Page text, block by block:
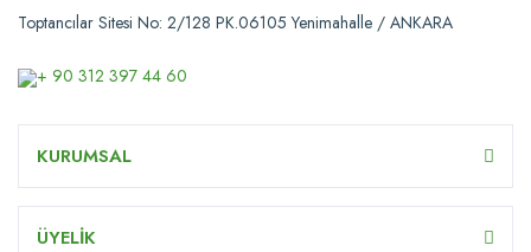
Toptancılar Sitesi No: 2/128 PK.06105 Yenimahalle / ANKARA
+ 90 312 397 44 60
KURUMSAL
ÜYELİK